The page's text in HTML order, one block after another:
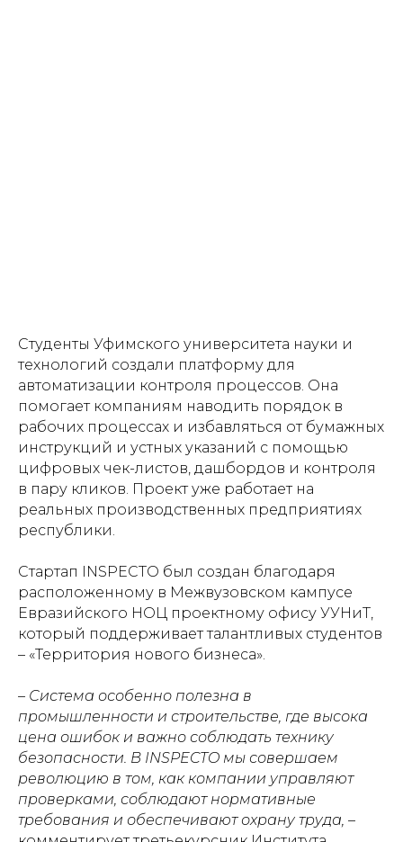
Студенты Уфимского университета науки и
технологий создали платформу для
автоматизации контроля процессов. Она
помогает компаниям наводить порядок в
рабочих процессах и избавляться от бумажных
инструкций и устных указаний с помощью
цифровых чек-листов, дашбордов и контроля
в пару кликов. Проект уже работает на
реальных производственных предприятиях
республики.
Стартап INSPECTO был создан благодаря
расположенному в Межвузовском кампусе
Евразийского НОЦ проектному офису УУНиТ,
который поддерживает талантливых студентов
– «Территория нового бизнеса».
– Система особенно полезна в
промышленности и строительстве, где высока
цена ошибок и важно соблюдать технику
безопасности. В INSPECTO мы совершаем
революцию в том, как компании управляют
проверками, соблюдают нормативные
требования и обеспечивают охрану труда, –